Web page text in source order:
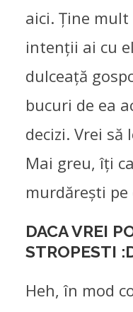
aici. Ține
intenții ai cu
dulceață
bucuri de ea
decizi. Vrei să
Mai greu, îți
murdărești
DACA VREI
STROPESTI
Heh, în mod